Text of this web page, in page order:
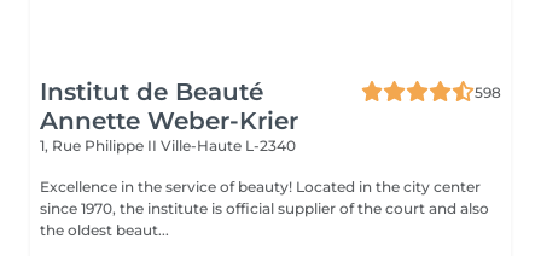
Institut de Beauté
Annette Weber-Krier
598
1, Rue Philippe II Ville-Haute L-2340
Excellence in the service of beauty! Located in the city center
since 1970, the institute is official supplier of the court and also
the oldest beaut...